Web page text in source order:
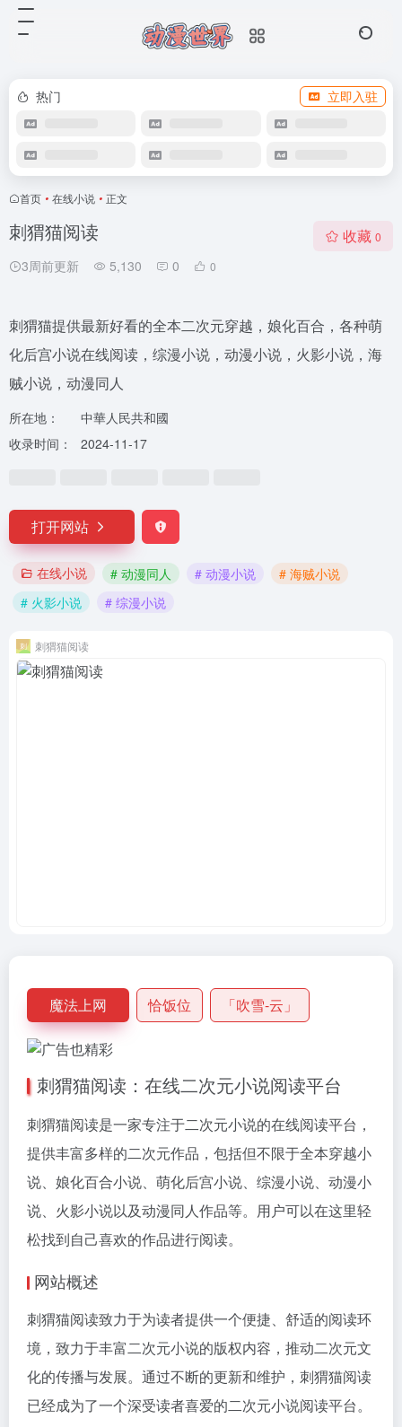
热门 立即入驻
首页 • 在线小说 • 正文
刺猬猫阅读
3周前更新 5,130 0 0
收藏 0
刺猬猫提供最新好看的全本二次元穿越，娘化百合，各种萌
化后宫小说在线阅读，综漫小说，动漫小说，火影小说，海
贼小说，动漫同人
所在地：
中華人民共和國
收录时间：
2024-11-17
打开网站
在线小说 # 动漫同人 # 动漫小说
# 海贼小说
# 火影小说
# 综漫小说
刺猬猫阅读
魔法上网 恰饭位 「吹雪-云」
刺猬猫阅读：在线二次元小说阅读平台
刺猬猫阅读是一家专注于二次元小说的在线阅读平台，
提供丰富多样的二次元作品，包括但不限于全本穿越小
说、娘化百合小说、萌化后宫小说、综漫小说、动漫小
说、火影小说以及动漫同人作品等。用户可以在这里轻
松找到自己喜欢的作品进行阅读。
网站概述
刺猬猫阅读致力于为读者提供一个便捷、舒适的阅读环
境，致力于丰富二次元小说的版权内容，推动二次元文
化的传播与发展。通过不断的更新和维护，刺猬猫阅读
已经成为了一个深受读者喜爱的二次元小说阅读平台。